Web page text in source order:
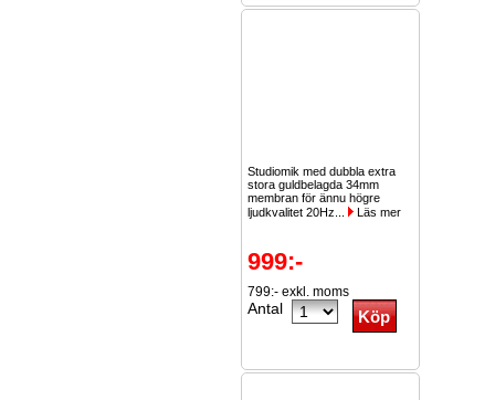
Studiomik med dubbla extra
stora guldbelagda 34mm
membran för ännu högre
ljudkvalitet 20Hz...
Läs mer
999:-
799:- exkl. moms
Antal